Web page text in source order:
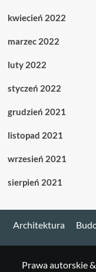
kwiecień 2022
marzec 2022
luty 2022
styczeń 2022
grudzień 2021
listopad 2021
wrzesień 2021
sierpień 2021
Architektura
Prawa autorskie